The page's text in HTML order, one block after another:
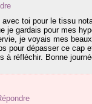
toi pour le tissu
je gardais pour mes
je voyais mes
pour dépasser ce cap
à réfléchir. Bonne